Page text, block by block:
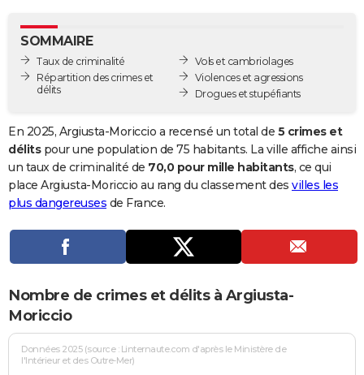
GUIDES D'ACHAT
BONS PLANS
Carte de Noël
Carte Bonne année
Carte Saint-Valentin
Carte Pâques
Carte d'anniversaire
DICTIONNAIRE
Dictionnaire
Biographies
Citations
Expressions
Proverbes
PROGRAMME TV
Se connecter
Entreprises
Service militaire
Avis de recherche
AVIS DE DÉCÈS
Bricolage
Lifestyle
Culture
Sport
Auto
Television
Voyage
Cinema
SOMMAIRE
Taux de criminalité
Répartition des crimes et
délits
Vols et cambriolages
Violences et agressions
Drogues et stupéfiants
En 2025, Argiusta-Moriccio a recensé un total de 5 crimes et
délitspour une population de 75 habitants. La ville affiche ainsi
un taux de criminalité de 70,0 pour mille habitants, ce qui
place Argiusta-Moriccio au rang du classement des villes les
plus dangereuses de France.
Nombre de crimes et délits à Argiusta-
Moriccio
Données 2025 (source : Linternaute.com d'après le Ministère de
l'Intérieur et des Outre-Mer)